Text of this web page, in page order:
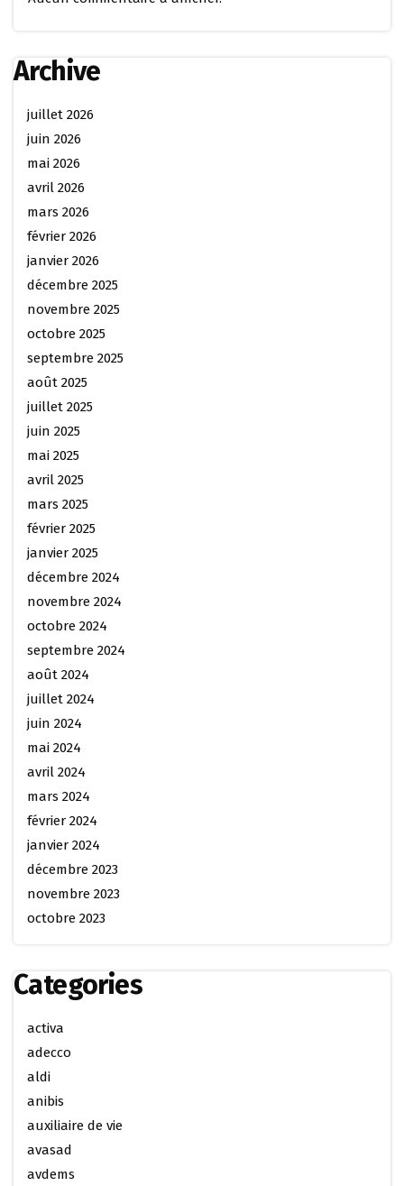
Archive
juillet 2026
juin 2026
mai 2026
avril 2026
mars 2026
février 2026
janvier 2026
décembre 2025
novembre 2025
octobre 2025
septembre 2025
août 2025
juillet 2025
juin 2025
mai 2025
avril 2025
mars 2025
février 2025
janvier 2025
décembre 2024
novembre 2024
octobre 2024
septembre 2024
août 2024
juillet 2024
juin 2024
mai 2024
avril 2024
mars 2024
février 2024
janvier 2024
décembre 2023
novembre 2023
octobre 2023
Categories
activa
adecco
aldi
anibis
auxiliaire de vie
avasad
avdems